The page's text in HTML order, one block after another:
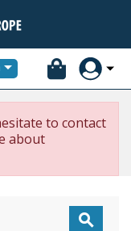
to contact
about
